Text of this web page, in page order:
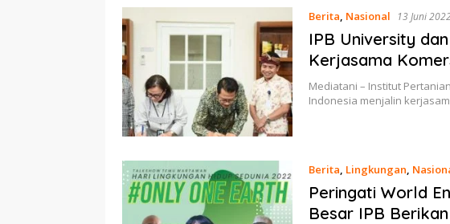
Berita, Nasional 13 Juni
IPB University
Kerjasama
Mediatani – Institut
Indonesia menjalin
Berita, Lingkungan,
Peringati World
Besar IPB